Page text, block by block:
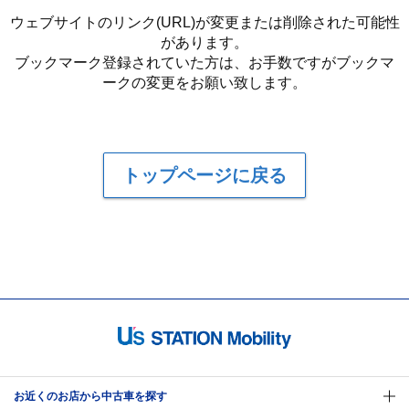
ウェブサイトのリンク(URL)が変更または削除された可能性
があります。
ブックマーク登録されていた方は、お手数ですがブックマ
ークの変更をお願い致します。
トップページに戻る
お近くのお店から中古車を探す